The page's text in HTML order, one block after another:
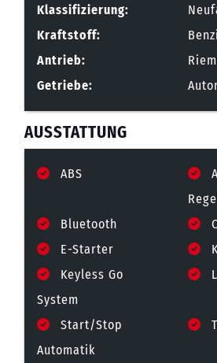
Klassifizierung:
Kraftstoff:
Antrieb:
Getriebe:
AUSSTATTUNG
ABS
Bluetooth
E-Starter
Keyless Go
System
Start/Stop
Automatik